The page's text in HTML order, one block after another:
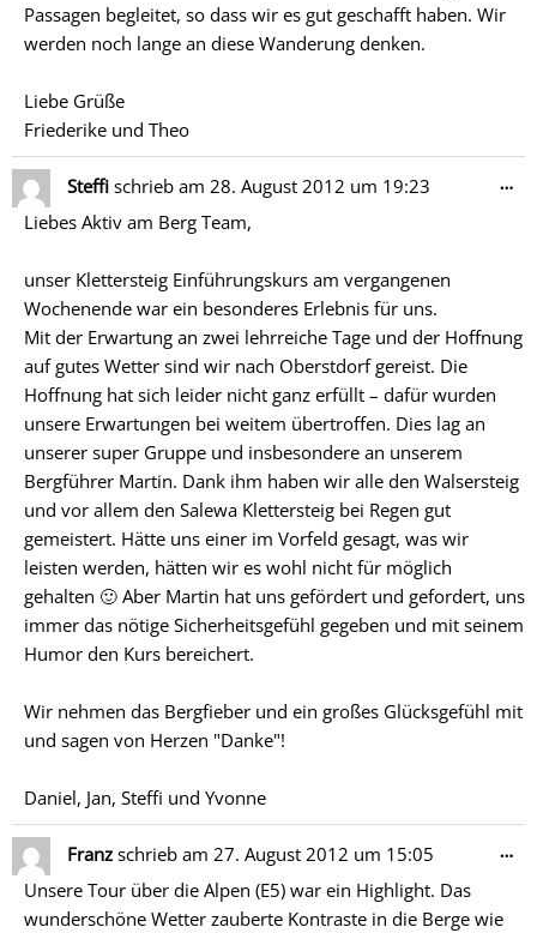
Passagen begleitet, so dass wir es gut geschafft haben. Wir
werden noch lange an diese Wanderung denken.
Liebe Grüße
Friederike und Theo
Steffi schrieb am 28. August 2012 um 19:23
Liebes Aktiv am Berg Team,
unser Klettersteig Einführungskurs am vergangenen
Wochenende war ein besonderes Erlebnis für uns.
Mit der Erwartung an zwei lehrreiche Tage und der Hoffnung
auf gutes Wetter sind wir nach Oberstdorf gereist. Die
Hoffnung hat sich leider nicht ganz erfüllt – dafür wurden
unsere Erwartungen bei weitem übertroffen. Dies lag an
unserer super Gruppe und insbesondere an unserem
Bergführer Martin. Dank ihm haben wir alle den Walsersteig
und vor allem den Salewa Klettersteig bei Regen gut
gemeistert. Hätte uns einer im Vorfeld gesagt, was wir
leisten werden, hätten wir es wohl nicht für möglich
gehalten 🙂 Aber Martin hat uns gefördert und gefordert, uns
immer das nötige Sicherheitsgefühl gegeben und mit seinem
Humor den Kurs bereichert.
Wir nehmen das Bergfieber und ein großes Glücksgefühl mit
und sagen von Herzen "Danke"!
Daniel, Jan, Steffi und Yvonne
…
Franz schrieb am 27. August 2012 um 15:05
Unsere Tour über die Alpen (E5) war ein Highlight. Das
wunderschöne Wetter zauberte Kontraste in die Berge wie
…